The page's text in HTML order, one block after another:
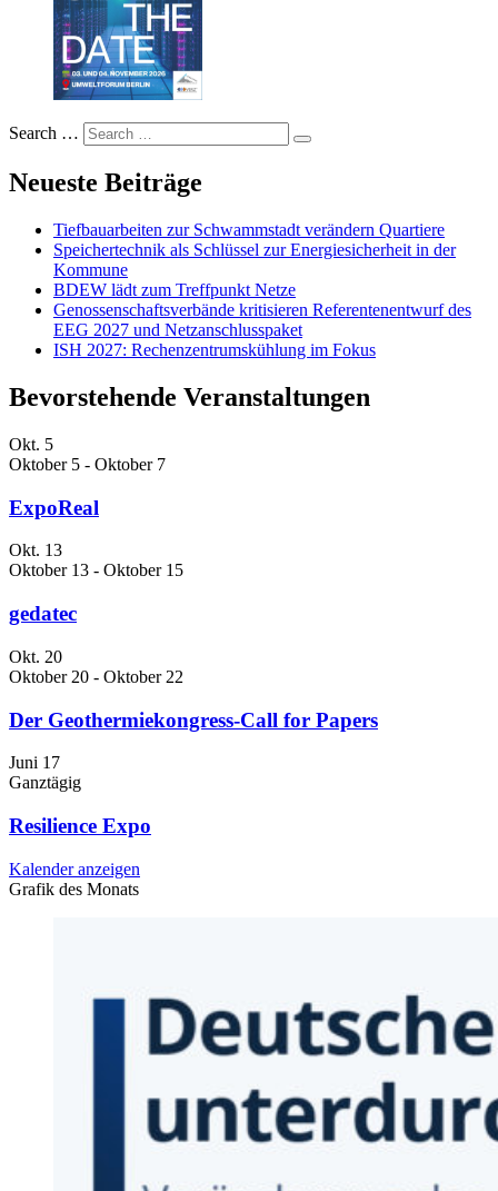
Search …
Neueste Beiträge
Tiefbauarbeiten zur Schwammstadt verändern Quartiere
Speichertechnik als Schlüssel zur Energiesicherheit in der
Kommune
BDEW lädt zum Treffpunkt Netze
Genossenschaftsverbände kritisieren Referentenentwurf des
EEG 2027 und Netzanschlusspaket
ISH 2027: Rechenzentrumskühlung im Fokus
Bevorstehende Veranstaltungen
Okt. 5
Oktober 5 - Oktober 7
ExpoReal
Okt. 13
Oktober 13 - Oktober 15
gedatec
Okt. 20
Oktober 20 - Oktober 22
Der Geothermiekongress-Call for Papers
Juni 17
Ganztägig
Resilience Expo
Kalender anzeigen
Grafik des Monats